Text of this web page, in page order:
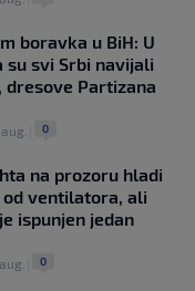
boravka u BiH: U
su svi Srbi navijali
dresove Partizana
0
na prozoru hladi
od ventilatora, ali
ispunjen jedan
0